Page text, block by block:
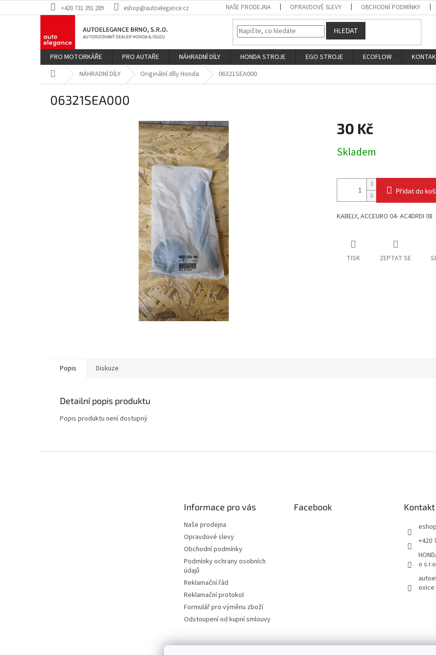
na
+420 731 391 289 eshop@autoelegance.cz NAŠE PRODEJNA OPRAVDOVÉ SLEVY OBCHODNÍ PODMÍNKY
HLEDAT
PRO MOTORKÁŘE PRO AUTAŘE NÁHRADNÍ DÍLY HONDA STROJE EGO STROJE ECOFLOW
Domů NÁHRADNÍ DÍLY Originální díly Honda 06321SEA000
06321SEA000
30 Kč
cena:
Skladem
Přidat do
KABELY, ACCEURO 04- AC4DRDI 08
TISK ZEPTAT SE
Popis Diskuze
Detailní popis produktu
Popis produktu není dostupný
Informace pro vás
Naše prodejna
Opravdové slevy
Obchodní podmínky
Podmínky ochrany osobních
údajů
Reklamační řád
Reklamační protokol
Formulář pro výměnu zboží
Odstoupení od kupní smlouvy
Facebook Kontakt
eshop
+420
o
ovice